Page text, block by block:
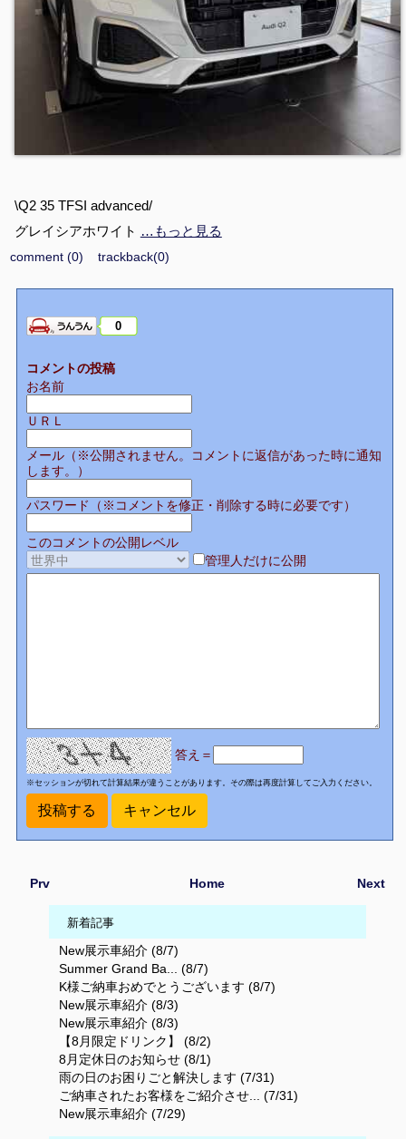
\Q2 35 TFSI advanced/
グレイシアホワイト …もっと見る
comment (0) trackback(0)
0
コメントの投稿
お名前
ＵＲＬ
メール（※公開されません。コメントに返信があった時に通知
します。）
パスワード（※コメントを修正・削除する時に必要です）
このコメントの公開レベル
管理人だけに公開
答え＝
※セッションが切れて計算結果が違うことがあります。その際は再度計算してご入力ください。
Prv Next
Home
新着記事
New展示車紹介 (8/7)
Summer Grand Ba... (8/7)
K様ご納車おめでとうございます (8/7)
New展示車紹介 (8/3)
New展示車紹介 (8/3)
【8月限定ドリンク】 (8/2)
8月定休日のお知らせ (8/1)
雨の日のお困りごと解決します (7/31)
ご納車されたお客様をご紹介させ... (7/31)
New展示車紹介 (7/29)